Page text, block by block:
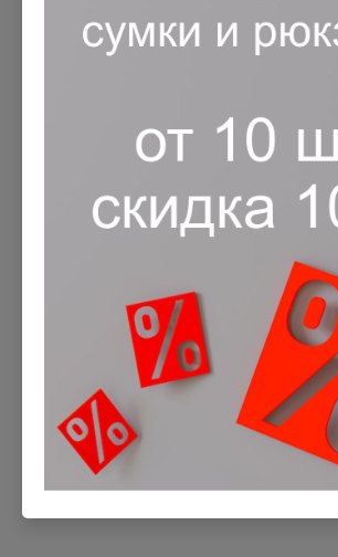
Заполните обязательные поля
Оценка:
Отправить